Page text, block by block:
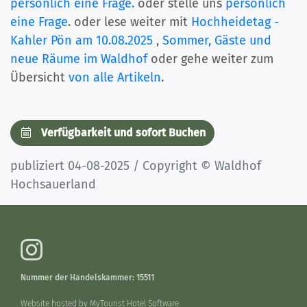
persönlich eine Frage. oder stelle uns persönlich
eine Frage. oder lese weiter mit Hochheidetag -
Kahler Pön am 10.08.2025 , Sommer, Gäste und
neue Räume im Waldhof oder gehe weiter zum
Übersicht von alle Artikeln.
Verfügbarkeit und sofort Buchen
publiziert 04-08-2025 / Copyright © Waldhof
Hochsauerland
Nummer der Handelskammer: 15511
Website hosted by MyTourist Hotel Software.